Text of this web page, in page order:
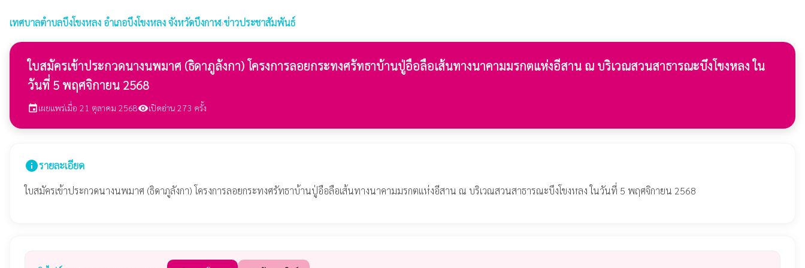
เทศบาลตำบลบึงโขงหลง อำเภอบึงโขงหลง จังหวัดบึงกาฬ›ข่าวประชาสัมพันธ์
ใบสมัครเข้าประกวดนางนพมาศ (ธิดาภูลังกา) โครงการลอยกระทงศรัทธาบ้านปู่อือลือเส้นทางนาคามมรกตแห่งอีสาน ณ บริเวณสวนสาธารณะบึงโขงหลง ใน
วันที่ 5 พฤศจิกายน 2568
eventเผยแพร่เมื่อ 21 ตุลาคม 2568visibilityเปิดอ่าน 273 ครั้ง
infoรายละเอียด
ใบสมัครเข้าประกวดนางนพมาศ (ธิดาภูลังกา) โครงการลอยกระทงศรัทธาบ้านปู่อือลือเส้นทางนาคามมรกตแห่งอีสาน ณ บริเวณสวนสาธารณะบึงโขงหลง ในวันที่ 5 พฤศจิกายน 2568